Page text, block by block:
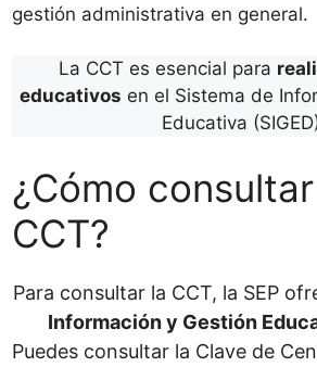
gestión administrativa en general.
La CCT es esencial para
educativos en el Sistema de
Educativa
¿Cómo
CCT?
Para consultar la CCT, la SEP
Información y Gestión
Puedes consultar la Clave de